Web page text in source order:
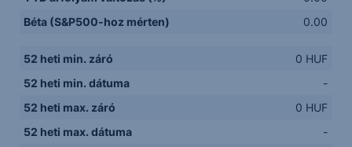
Béta (S&P500-hoz mérten)
0.00
52 heti min. záró
0 HUF
52 heti min. dátuma
-
52 heti max. záró
0 HUF
52 heti max. dátuma
-